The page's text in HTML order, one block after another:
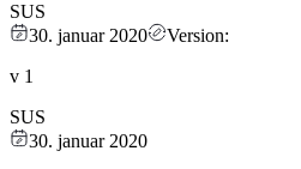
SUS
30. januar 2020
Version:
v 1
SUS
30. januar 2020